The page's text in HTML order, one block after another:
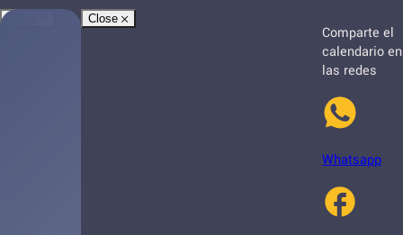
Close
Comparte el
calendario en
las redes
Whatsapp